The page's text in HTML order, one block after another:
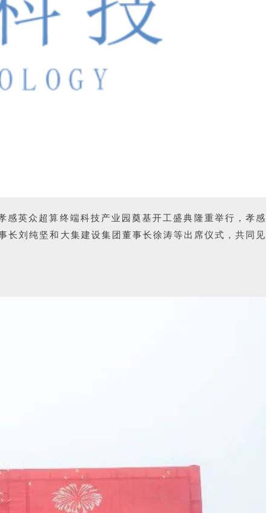
感英众超算终端科技产业园奠基开工盛典隆重举行，孝感
长刘纯坚和大集建设集团董事长徐涛等出席仪式，共同见